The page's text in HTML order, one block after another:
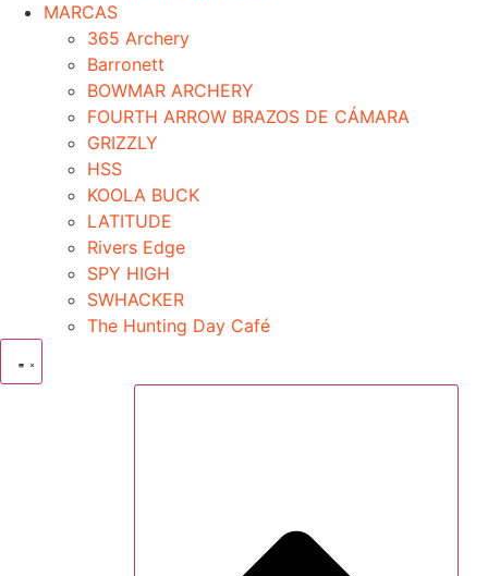
MARCAS
365 Archery
Barronett
BOWMAR ARCHERY
FOURTH ARROW BRAZOS DE CÁMARA
GRIZZLY
HSS
KOOLA BUCK
LATITUDE
Rivers Edge
SPY HIGH
SWHACKER
The Hunting Day Café